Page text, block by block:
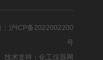
沪ICP备2022002200
号
技术支持： 化工仪器网